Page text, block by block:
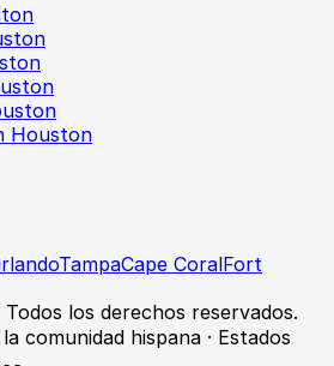
Houston
TampaCape CoralFort
Todos los derechos reservados.
comunidad hispana · Estados